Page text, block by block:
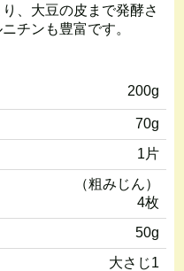
、大豆の皮まで発酵さ
チンも豊富です。
200g
70g
1片
（粗みじん）
4枚
50g
大さじ1